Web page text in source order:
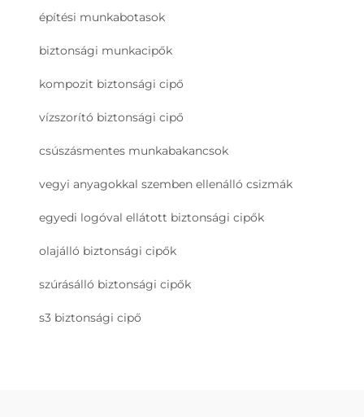
építési munkabotasok
biztonsági munkacipők
kompozit biztonsági cipő
vízszorító biztonsági cipő
csúszásmentes munkabakancsok
vegyi anyagokkal szemben ellenálló csizmák
egyedi logóval ellátott biztonsági cipők
olajálló biztonsági cipők
szúrásálló biztonsági cipők
s3 biztonsági cipő